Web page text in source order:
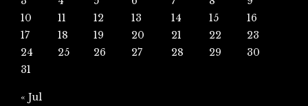
10
11 12 13 14 15
16
17
18 19 20 21 22
23
24
25 26 27 28 29
30
31
« Jul